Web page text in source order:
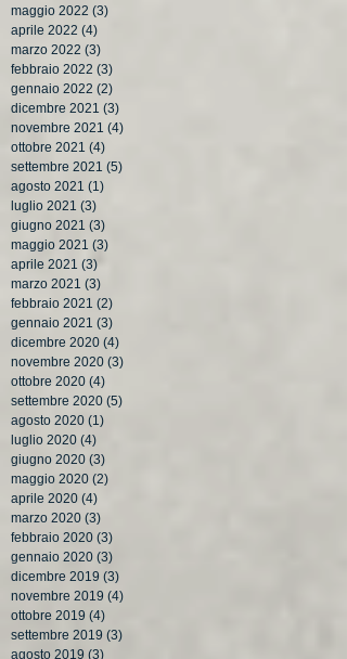
maggio 2022 (3)
aprile 2022 (4)
marzo 2022 (3)
febbraio 2022 (3)
gennaio 2022 (2)
dicembre 2021 (3)
novembre 2021 (4)
ottobre 2021 (4)
settembre 2021 (5)
agosto 2021 (1)
luglio 2021 (3)
giugno 2021 (3)
maggio 2021 (3)
aprile 2021 (3)
marzo 2021 (3)
febbraio 2021 (2)
gennaio 2021 (3)
dicembre 2020 (4)
novembre 2020 (3)
ottobre 2020 (4)
settembre 2020 (5)
agosto 2020 (1)
luglio 2020 (4)
giugno 2020 (3)
maggio 2020 (2)
aprile 2020 (4)
marzo 2020 (3)
febbraio 2020 (3)
gennaio 2020 (3)
dicembre 2019 (3)
novembre 2019 (4)
ottobre 2019 (4)
settembre 2019 (3)
agosto 2019 (3)